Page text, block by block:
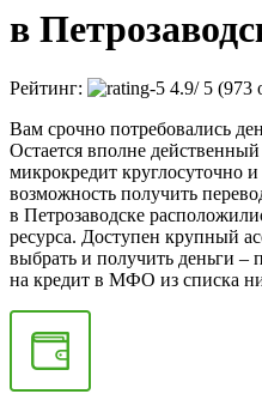
в
Рейтинг: 4.9/ 5 (973
Вам срочно потребовались
Остается вполне
микрокредит круглосуточно и
возможность получить
в Петрозаводске
ресурса. Доступен крупный
выбрать и получить деньги –
на кредит в МФО из списка